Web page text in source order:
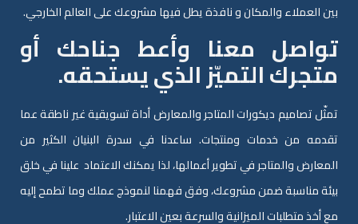
بين العملاء والمكان و نافذة يطل فيها مشروعك على العالم الخارجي.
تواصل معنا وأعط جناحك أو
متجرك التميّز الذي يستحقه.
تمثّل تصاميم ديكورات المتاجر والمعارض أداة تسويقية غير ناطقة عما
تقدمه من خدمات ومنتجات. ساعدنا في سدرة البنيان الكثير من
المعارض والمتاجر في تطوير أعمالها، لذا يمكنك الاعتماد علينا في خلق
بيئة مناسبة ضمن مشروعك، وفق فهمنا لنموذج عملك وما تطمح إليه
مع أخذ متطلبات الميزانية والسرعة بعين الاعتبار.